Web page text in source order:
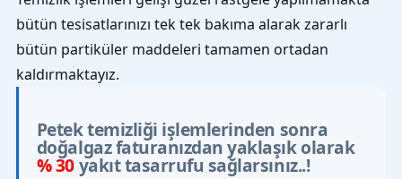
bütün tesisatlarınızı tek tek bakıma alarak zararlı
bütün partiküler maddeleri tamamen ortadan
kaldırmaktayız.
Petek temizliği işlemlerinden sonra
doğalgaz faturanızdan yaklaşık olarak
% 30yakıt tasarrufu sağlarsınız..!